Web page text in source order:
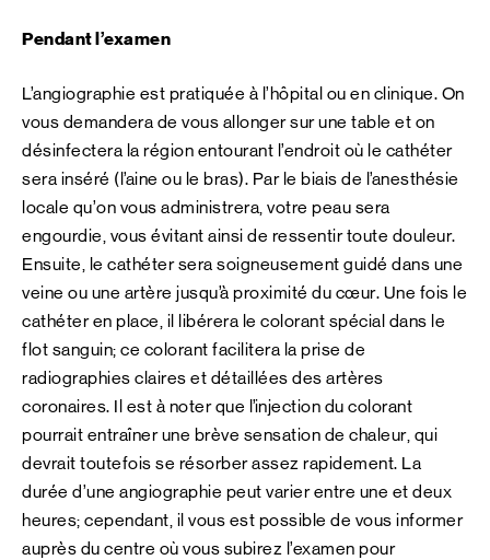
Pendant l’examen
L’angiographie est pratiquée à l’hôpital ou en clinique. On
vous demandera de vous allonger sur une table et on
désinfectera la région entourant l’endroit où le cathéter
sera inséré (l’aine ou le bras). Par le biais de l’anesthésie
locale qu’on vous administrera, votre peau sera
engourdie, vous évitant ainsi de ressentir toute douleur.
Ensuite, le cathéter sera soigneusement guidé dans une
veine ou une artère jusqu’à proximité du cœur. Une fois le
cathéter en place, il libérera le colorant spécial dans le
flot sanguin; ce colorant facilitera la prise de
radiographies claires et détaillées des artères
coronaires. Il est à noter que l’injection du colorant
pourrait entraîner une brève sensation de chaleur, qui
devrait toutefois se résorber assez rapidement. La
durée d’une angiographie peut varier entre une et deux
heures; cependant, il vous est possible de vous informer
auprès du centre où vous subirez l’examen pour